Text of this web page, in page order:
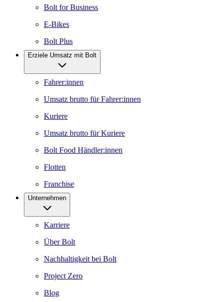
Bolt for Business
E-Bikes
Bolt Plus
Erziele Umsatz mit Bolt
Fahrer:innen
Umsatz brutto für Fahrer:innen
Kuriere
Umsatz brutto für Kuriere
Bolt Food Händler:innen
Flotten
Franchise
Unternehmen
Karriere
Über Bolt
Nachhaltigkeit bei Bolt
Project Zero
Blog